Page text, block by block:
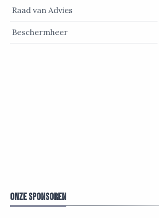
Raad van Advies
Beschermheer
Onze sponsoren